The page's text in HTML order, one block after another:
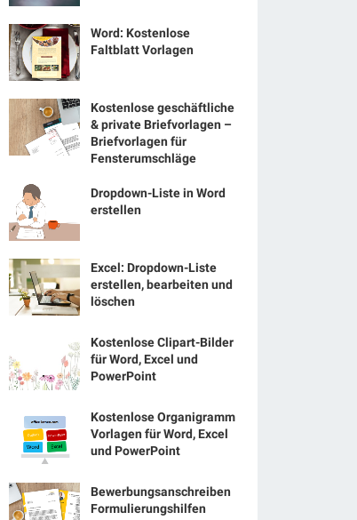
Word: Kostenlose
Faltblatt Vorlagen
Kostenlose geschäftliche
& private Briefvorlagen –
Briefvorlagen für
Fensterumschläge
Dropdown-Liste in Word
erstellen
Excel: Dropdown-Liste
erstellen, bearbeiten und
löschen
Kostenlose Clipart-Bilder
für Word, Excel und
PowerPoint
Kostenlose Organigramm
Vorlagen für Word, Excel
und PowerPoint
Bewerbungsanschreiben
Formulierungshilfen